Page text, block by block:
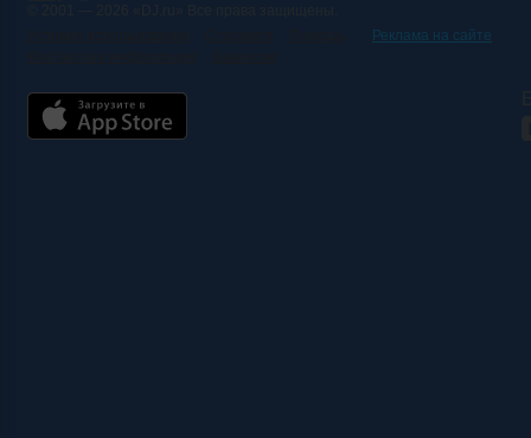
Реклама на сайте